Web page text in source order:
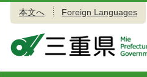
本文へ Foreign Languages